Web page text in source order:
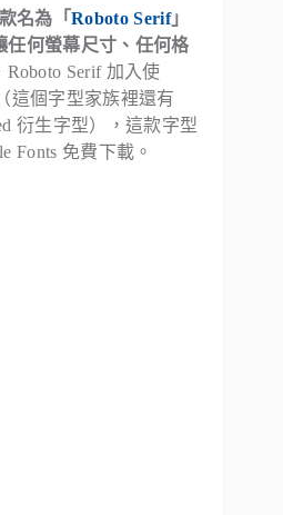
名為「Roboto Serif」
任何螢幕尺寸、任何格
Roboto Serif 加入使
這個字型家族裡還有
衍生字型），這款字型
Fonts 免費下載。